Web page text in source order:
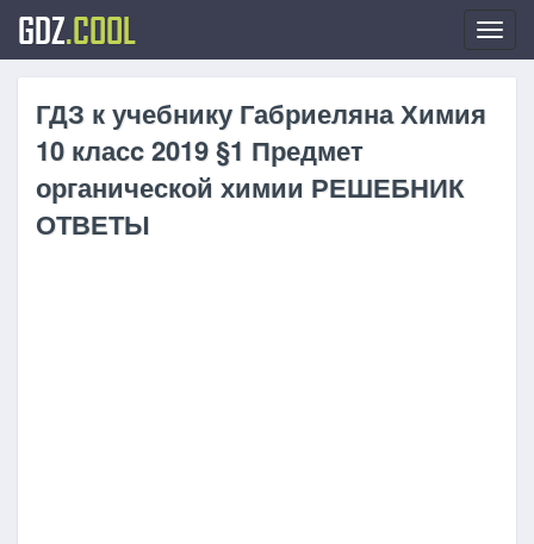
GDZ.COOL
ГДЗ к учебнику Габриеляна Химия
10 класc 2019 §1 Предмет
органической химии РЕШЕБНИК
ОТВЕТЫ